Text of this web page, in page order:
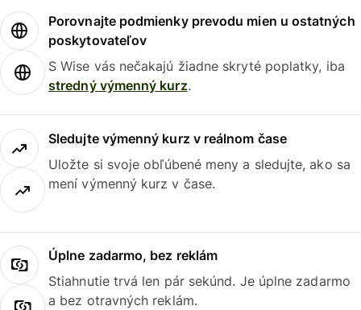
Porovnajte podmienky prevodu mien u ostatných
poskytovateľov
S Wise vás nečakajú žiadne skryté poplatky, iba
stredný výmenný kurz.
Sledujte výmenný kurz v reálnom čase
Uložte si svoje obľúbené meny a sledujte, ako sa
mení výmenný kurz v čase.
Úplne zadarmo, bez reklám
Stiahnutie trvá len pár sekúnd. Je úplne zadarmo
a bez otravných reklám.